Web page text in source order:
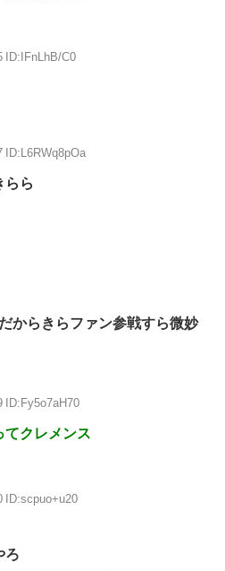
ID:IFnLhB/C0
ID:L6RWq8pOa
らら
からきらファン参戦すら微妙
ID:Fy5o7aH70
てクレメンス
ID:scpuo+u20
ろ